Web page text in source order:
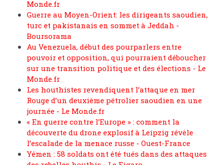
Monde.fr
Guerre au Moyen-Orient: les dirigeants saoudien,
turc et pakistanais en sommet à Jeddah -
Boursorama
Au Venezuela, début des pourparlers entre
pouvoir et opposition, qui pourraient déboucher
sur une transition politique et des élections - Le
Monde.fr
Les houthistes revendiquent l’attaque en mer
Rouge d’un deuxième pétrolier saoudien en une
journée - Le Monde.fr
« En guerre contre l’Europe » : comment la
découverte du drone explosif à Leipzig révèle
l’escalade de la menace russe - Ouest-France
Yémen : 58 soldats ont été tués dans des attaques